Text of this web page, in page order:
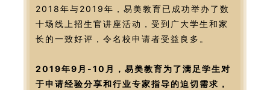
2018年与2019年，易美教育已成功举办了数
十场线上招生官讲座活动，受到广大学生和家
长的一致好评，令名校申请者受益良多。
2019年9月-10月，易美教育为了满足学生对
于申请经验分享和行业专家指导的迫切需求，